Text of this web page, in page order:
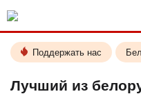
Поддержать нас
Лучший из